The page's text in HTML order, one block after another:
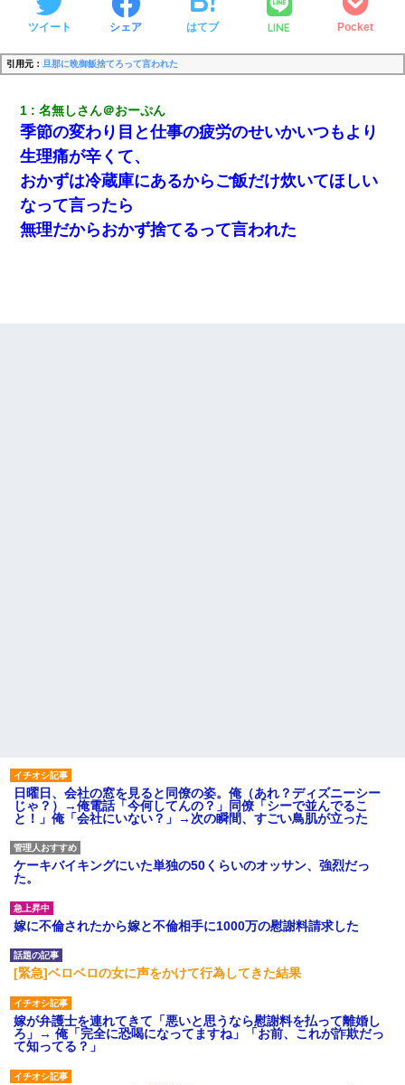
ツイート シェア はてブ LINE Pocket
引用元： 旦那に晩御飯捨てろって言われた
1 名無しさん＠おーぷん
季節の変わり目と仕事の疲労のせいかいつもより
生理痛が辛くて、
おかずは冷蔵庫にあるからご飯だけ炊いてほしい
なって言ったら
無理だからおかず捨てるって言われた
日曜日、会社の窓を見ると同僚の姿。俺（あれ？ディズニーシー
じゃ？）→俺電話「今何してんの？」同僚「シーで並んでるこ
と！」俺「会社にいない？」→次の瞬間、すごい鳥肌が立った
ケーキバイキングにいた単独の50くらいのオッサン、強烈だっ
た。
嫁に不倫されたから嫁と不倫相手に1000万の慰謝料請求した
[緊急]ベロベロの女に声をかけて行為してきた結果
嫁が弁護士を連れてきて「悪いと思うなら慰謝料を払って離婚し
ろ」→ 俺「完全に恐喝になってますね」「お前、これが詐欺だっ
て知ってる？」